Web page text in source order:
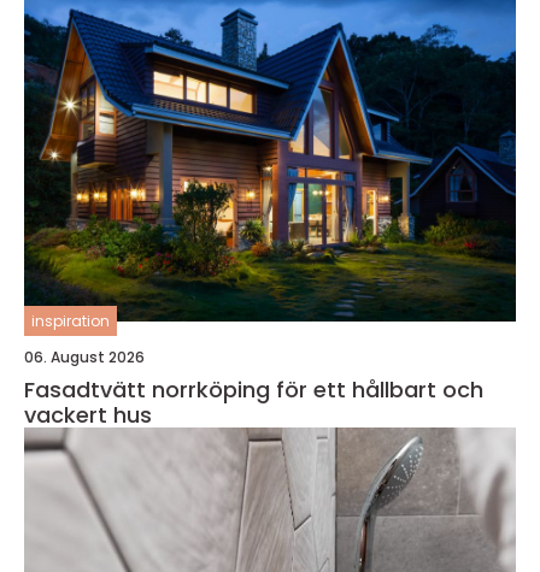
inspiration
06. August 2026
Fasadtvätt norrköping för ett hållbart och
vackert hus